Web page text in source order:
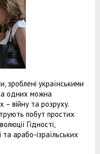
зроблені українськими
одних можна
війну та розруху.
побут простих
Гідності,
арабо-ізраїльських